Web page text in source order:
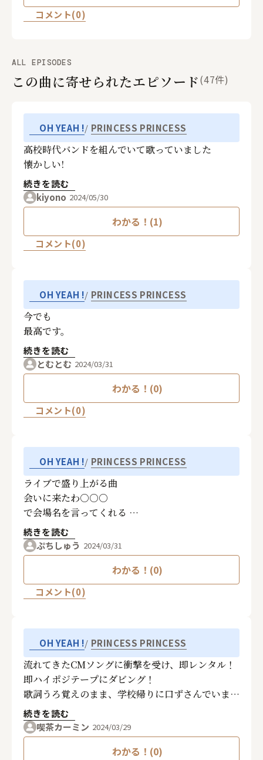
コメント(0)
ALL EPISODES
この曲に寄せられたエピソード(47件)
OH YEAH ! PRINCESS PRINCESS
高校時代バンドを組んでいて歌っていました
懐かしい!
続きを読む
kiyono 2024/05/30
わかる！(1)
コメント(0)
OH YEAH ! PRINCESS PRINCESS
今でも
最高です。
続きを読む
とむとむ 2024/03/31
わかる！(0)
コメント(0)
OH YEAH ! PRINCESS PRINCESS
ライブで盛り上がる曲
会いに来たわ○○○
で会場名を言ってくれる
「しくじるはずはない
ずっとやってこれたじゃない」
って歌詞は壁にぶち当たっときに
自分に言い聞かせてる
続きを読む
ぷちしゅう 2024/03/31
わかる！(0)
コメント(0)
OH YEAH ! PRINCESS PRINCESS
流れてきたCMソングに衝撃を受け、即レンタル！
即ハイポジテープにダビング！
歌詞うろ覚えのまま、学校帰りに口ずさんでいまし
た。
「Oh yeah！火をつけたいー、あなたの住むブリ
キの城！」と、歌詞を間違えて「放火魔か！」と友
人に突っ込まれ、みんなで爆笑したのを思い出し
続きを読む
喫茶カーミン 2024/03/29
わかる！(0)